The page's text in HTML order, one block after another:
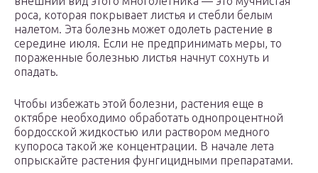
роса, которая покрывает листья и стебли белым
налетом. Эта болезнь может одолеть растение в
середине июля. Если не предпринимать меры, то
пораженные болезнью листья начнут сохнуть и
опадать.
Чтобы избежать этой болезни, растения еще в
октябре необходимо обработать однопроцентной
бордосской жидкостью или раствором медного
купороса такой же концентрации. В начале лета
опрыскайте растения фунгицидными препаратами.